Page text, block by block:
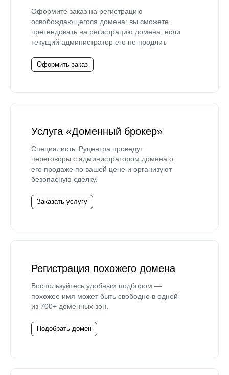
Оформите заказ на регистрацию
освобождающегося домена: вы сможете
претендовать на регистрацию домена, если
текущий администратор его не продлит.
Оформить заказ
Услуга «Доменный брокер»
Специалисты Руцентра проведут
переговоры с администратором домена о
его продаже по вашей цене и организуют
безопасную сделку.
Заказать услугу
Регистрация похожего домена
Воспользуйтесь удобным подбором —
похожее имя может быть свободно в одной
из 700+ доменных зон.
Подобрать домен